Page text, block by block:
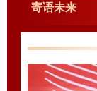
寄语未来